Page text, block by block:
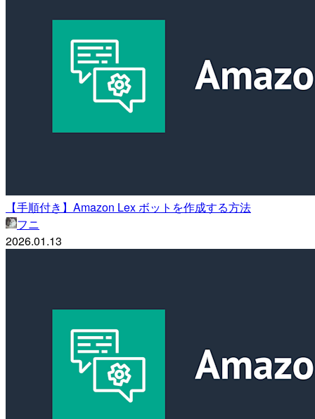
【手順付き】Amazon Lex ボットを作成する方法
フニ
2026.01.13